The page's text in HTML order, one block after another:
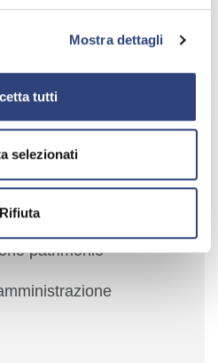
Mostra dettagli
tutti
selezionati
Rifiuta
preventiva art.
patrimonio